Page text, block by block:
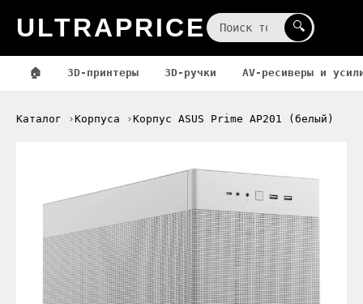
ULTRAPRICE 🔍
🏠 3D-принтеры 3D-ручки AV-ресиверы и
Каталог Корпуса Корпус ASUS Prime AP201 (белый)